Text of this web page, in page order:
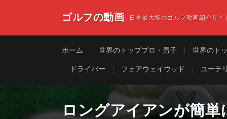
ゴルフの動画 日本最大級のゴルフ動画紹介サイ
ホーム 世界のトッププロ・男子 世界のト
ドライバー フェアウェイウッド ユーテ
ロングアイアンが簡単